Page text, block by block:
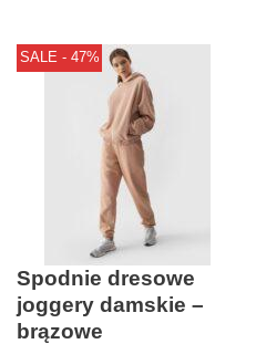
SALE - 47%
Spodnie dresowe
joggery damskie –
brązowe